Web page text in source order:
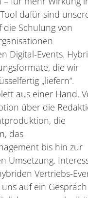
dafür sind
die Schulung von
Digital-Events.
die wir
„liefern“.
aus einer Hand.
über die
die
das
bis hin zur
Umsetzung.
Vertriebs-
auf ein